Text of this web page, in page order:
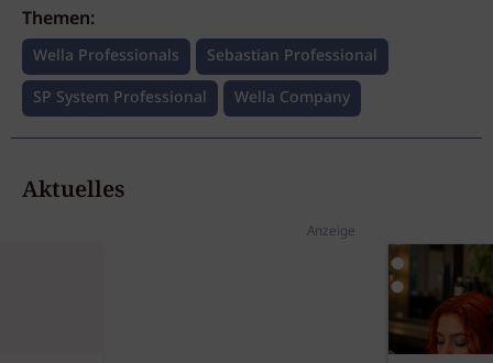
Themen:
Wella Professionals
Sebastian Professional
SP System Professional
Wella Company
Aktuelles
Anzeige